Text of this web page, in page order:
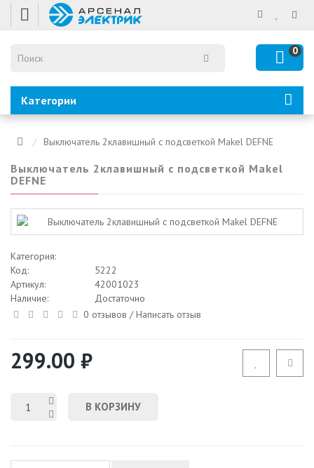
0
Категории
Выключатель 2клавишный с подсветкой Makel DEFNE
Выключатель 2клавишный с подсветкой Makel
DEFNE
Категория:
Код:
5222
Артикул:
42001023
Наличие:
Достаточно
0 отзывов /Написать отзыв
299.00 ₽
В КОРЗИНУ